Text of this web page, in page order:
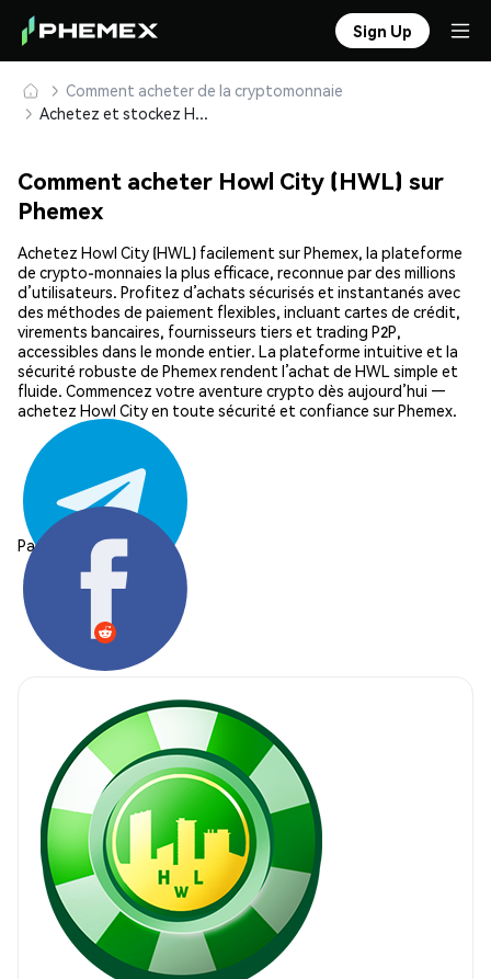
Sign Up
Comment acheter de la cryptomonnaie
Achetez et stockez Howl City (HWL) en toute sécurité
Comment acheter Howl City (HWL) sur
Phemex
Achetez Howl City (HWL) facilement sur Phemex, la plateforme
de crypto-monnaies la plus efficace, reconnue par des millions
d’utilisateurs. Profitez d’achats sécurisés et instantanés avec
des méthodes de paiement flexibles, incluant cartes de crédit,
virements bancaires, fournisseurs tiers et trading P2P,
accessibles dans le monde entier. La plateforme intuitive et la
sécurité robuste de Phemex rendent l’achat de HWL simple et
fluide. Commencez votre aventure crypto dès aujourd’hui —
achetez Howl City en toute sécurité et confiance sur Phemex.
Partager: